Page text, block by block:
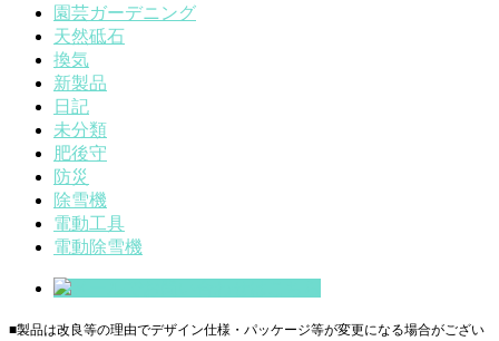
園芸ガーデニング
天然砥石
換気
新製品
日記
未分類
肥後守
防災
除雪機
電動工具
電動除雪機
■製品は改良等の理由でデザイン仕様・パッケージ等が変更になる場合がござい